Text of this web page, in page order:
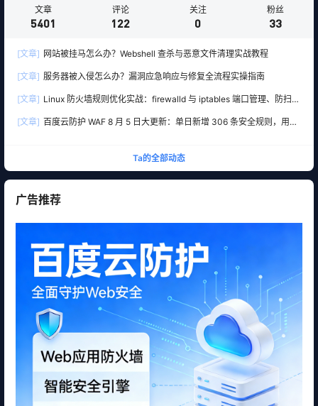
文章
5401
评论
122
关注
0
粉丝
33
[文章] 网站被挂马怎么办？Webshell 查杀与恶意文件清理实战教程
[文章] 服务器被入侵怎么办？漏洞应急响应与修复全流程实操指南
[文章] Linux 防火墙规则优化实战：firewalld 与 iptables 端口管理、防扫描
[文章] 百度云防护 WAF 8 月 5 日大更新：单日新增 306 条安全规则，用友
Ta的全部动态
广告推荐